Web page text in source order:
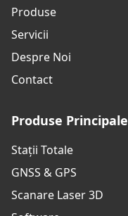
Produse
Servicii
Despre Noi
Contact
Produse Principale
Stații Totale
GNSS & GPS
Scanare Laser 3D